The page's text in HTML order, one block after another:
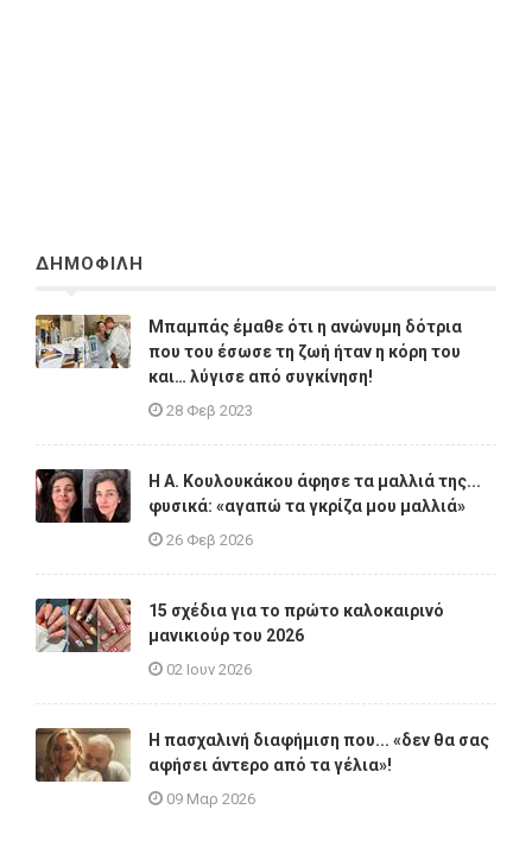
ΔΗΜΟΦΙΛΗ
Μπαμπάς έμαθε ότι η ανώνυμη δότρια
που του έσωσε τη ζωή ήταν η κόρη του
και… λύγισε από συγκίνηση!
28 Φεβ 2023
Η A. Κουλουκάκου άφησε τα μαλλιά της...
φυσικά: «αγαπώ τα γκρίζα μου μαλλιά»
26 Φεβ 2026
15 σχέδια για το πρώτο καλοκαιρινό
μανικιούρ του 2026
02 Ιουν 2026
Η πασχαλινή διαφήμιση που... «δεν θα σας
αφήσει άντερο από τα γέλια»!
09 Μαρ 2026